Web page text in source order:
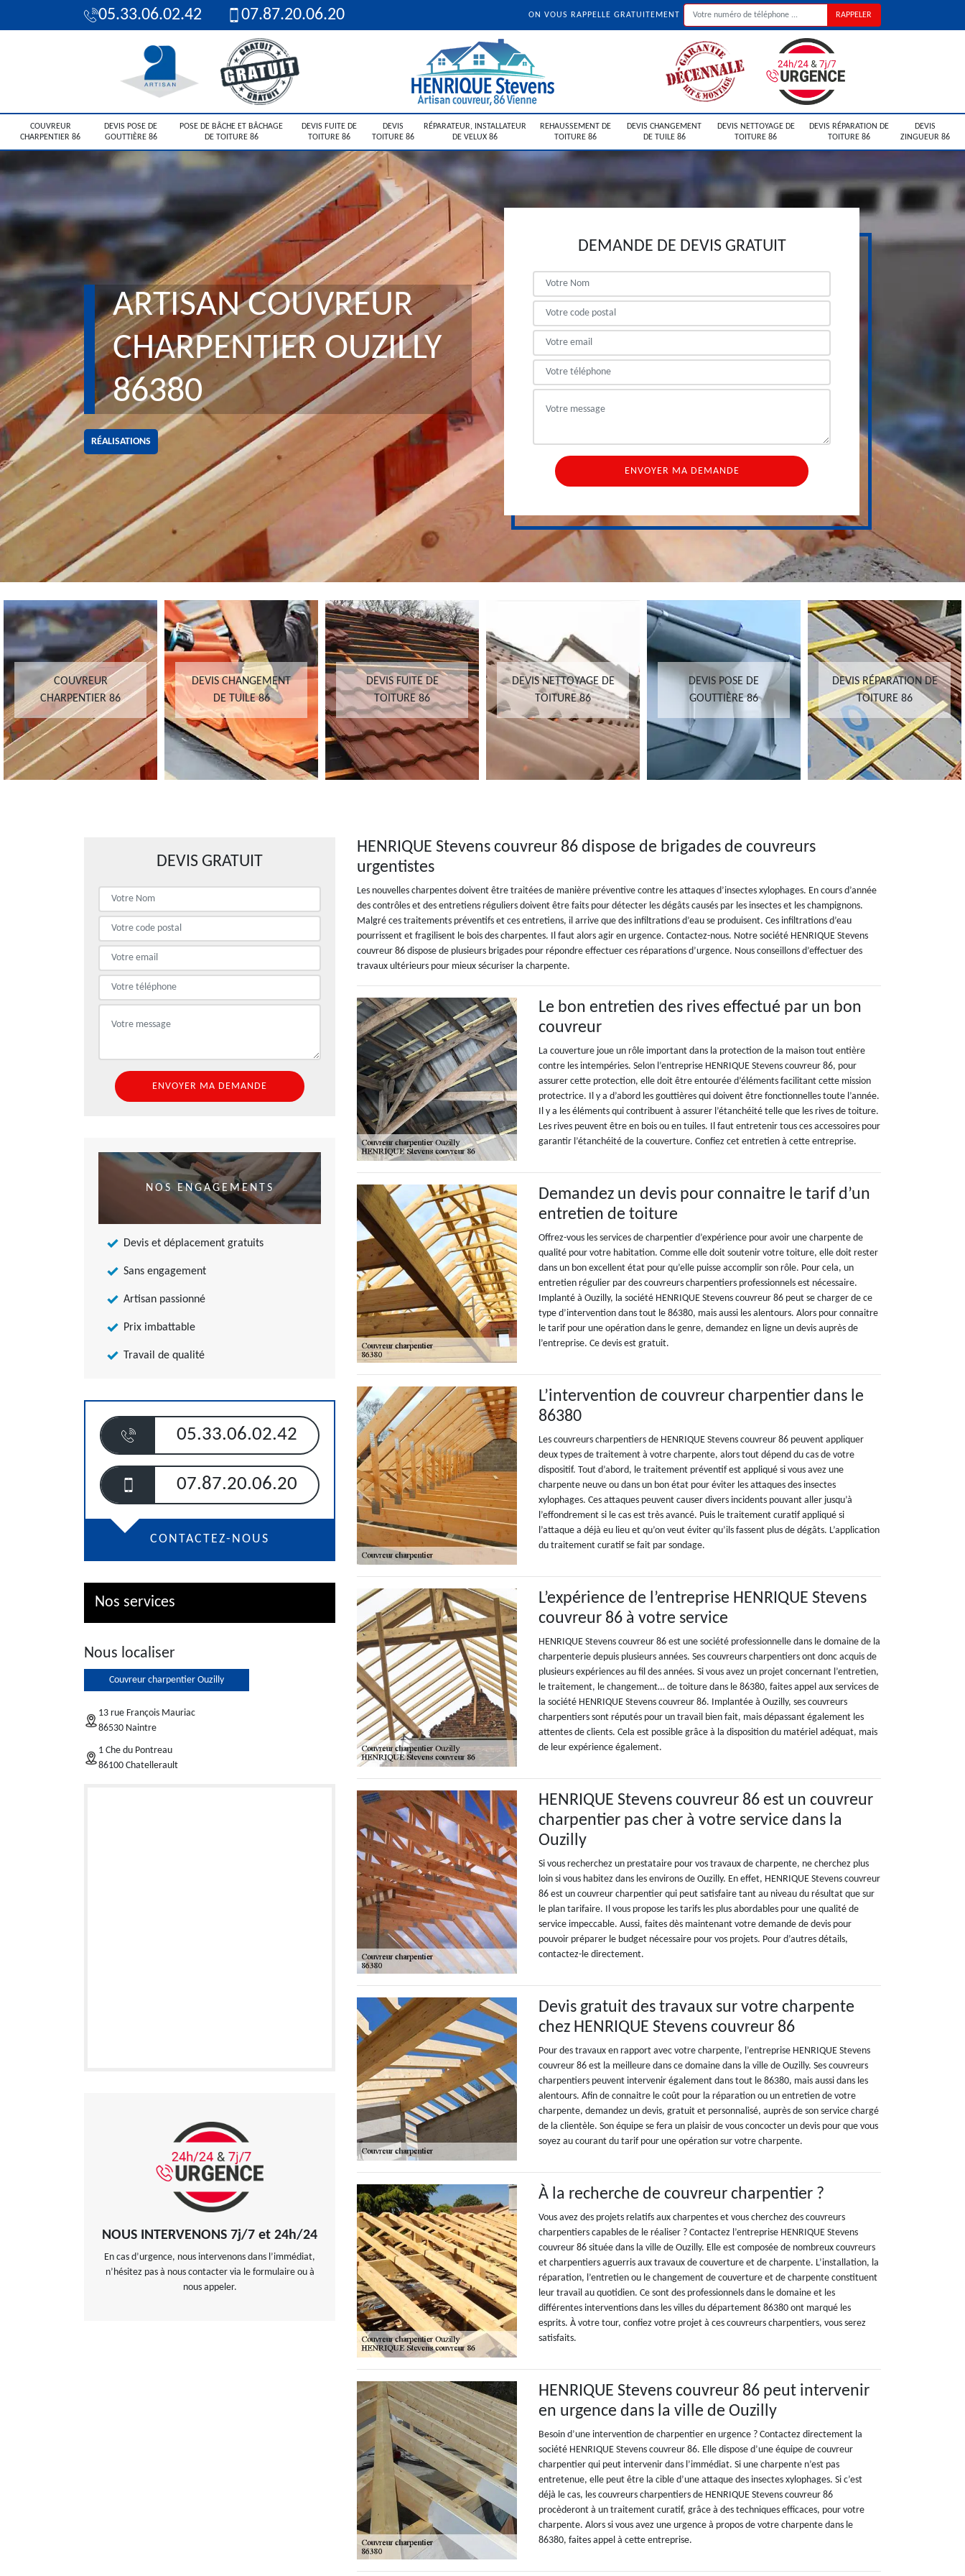
05.33.06.02.42 07.87.20.06.20 ON VOUS RAPPELLE GRATUITEMENT
COUVREUR
CHARPENTIER 86
DEVIS POSE DE
GOUTTIÈRE 86
POSE DE BÂCHE ET BÂCHAGE
DE TOITURE 86
DEVIS FUITE DE
TOITURE 86
DEVIS
TOITURE 86
RÉPARATEUR, INSTALLATEUR
DE VELUX 86
REHAUSSEMENT DE
TOITURE 86
DEVIS CHANGEMENT
DE TUILE 86
DEVIS NETTOYAGE DE
TOITURE 86
DEVIS RÉPARATION DE
TOITURE 86
DEVIS
ZINGUEUR 86
ARTISAN COUVREUR
CHARPENTIER OUZILLY
86380
RÉALISATIONS
DEMANDE DE DEVIS GRATUIT
COUVREUR
CHARPENTIER 86
DEVIS CHANGEMENT
DE TUILE 86
DEVIS FUITE DE
TOITURE 86
DEVIS NETTOYAGE DE
TOITURE 86
DEVIS POSE DE
GOUTTIÈRE 86
DEVIS RÉPARATION DE
TOITURE 86
DEVIS GRATUIT
NOS ENGAGEMENTS
Devis et déplacement gratuits
Sans engagement
Artisan passionné
Prix imbattable
Travail de qualité
05.33.06.02.42
07.87.20.06.20
CONTACTEZ-NOUS
Nos services
Nous localiser
Couvreur charpentier Ouzilly
13 rue François Mauriac
86530 Naintre
1 Che du Pontreau
86100 Chatellerault
NOUS INTERVENONS 7j/7 et 24h/24
En cas d’urgence, nous intervenons dans l’immédiat,
n’hésitez pas à nous contacter via le formulaire ou à
nous appeler.
HENRIQUE Stevens couvreur 86 dispose de brigades de couvreurs
urgentistes
Les nouvelles charpentes doivent être traitées de manière préventive contre les attaques d’insectes xylophages. En cours d’année
des contrôles et des entretiens réguliers doivent être faits pour détecter les dégâts causés par les insectes et les champignons.
Malgré ces traitements préventifs et ces entretiens, il arrive que des infiltrations d’eau se produisent. Ces infiltrations d’eau
pourrissent et fragilisent le bois des charpentes. Il faut alors agir en urgence. Contactez-nous. Notre société HENRIQUE Stevens
couvreur 86 dispose de plusieurs brigades pour répondre effectuer ces réparations d’urgence. Nous conseillons d’effectuer des
travaux ultérieurs pour mieux sécuriser la charpente.
Le bon entretien des rives effectué par un bon
couvreur
La couverture joue un rôle important dans la protection de la maison tout entière
contre les intempéries. Selon l’entreprise HENRIQUE Stevens couvreur 86, pour
assurer cette protection, elle doit être entourée d’éléments facilitant cette mission
protectrice. Il y a d’abord les gouttières qui doivent être fonctionnelles toute l’année.
Il y a les éléments qui contribuent à assurer l’étanchéité telle que les rives de toiture.
Les rives peuvent être en bois ou en tuiles. Il faut entretenir tous ces accessoires pour
garantir l’étanchéité de la couverture. Confiez cet entretien à cette entreprise.
Demandez un devis pour connaitre le tarif d’un
entretien de toiture
Offrez-vous les services de charpentier d’expérience pour avoir une charpente de
qualité pour votre habitation. Comme elle doit soutenir votre toiture, elle doit rester
dans un bon excellent état pour qu’elle puisse accomplir son rôle. Pour cela, un
entretien régulier par des couvreurs charpentiers professionnels est nécessaire.
Implanté à Ouzilly, la société HENRIQUE Stevens couvreur 86 peut se charger de ce
type d’intervention dans tout le 86380, mais aussi les alentours. Alors pour connaitre
le tarif pour une opération dans le genre, demandez en ligne un devis auprès de
l’entreprise. Ce devis est gratuit.
L’intervention de couvreur charpentier dans le
86380
Les couvreurs charpentiers de HENRIQUE Stevens couvreur 86 peuvent appliquer
deux types de traitement à votre charpente, alors tout dépend du cas de votre
dispositif. Tout d’abord, le traitement préventif est appliqué si vous avez une
charpente neuve ou dans un bon état pour éviter les attaques des insectes
xylophages. Ces attaques peuvent causer divers incidents pouvant aller jusqu’à
l’effondrement si le cas est très avancé. Puis le traitement curatif appliqué si
l’attaque a déjà eu lieu et qu’on veut éviter qu’ils fassent plus de dégâts. L’application
du traitement curatif se fait par sondage.
L’expérience de l’entreprise HENRIQUE Stevens
couvreur 86 à votre service
HENRIQUE Stevens couvreur 86 est une société professionnelle dans le domaine de la
charpenterie depuis plusieurs années. Ses couvreurs charpentiers ont donc acquis de
plusieurs expériences au fil des années. Si vous avez un projet concernant l’entretien,
le traitement, le changement… de toiture dans le 86380, faites appel aux services de
la société HENRIQUE Stevens couvreur 86. Implantée à Ouzilly, ses couvreurs
charpentiers sont réputés pour un travail bien fait, mais dépassant également les
attentes de clients. Cela est possible grâce à la disposition du matériel adéquat, mais
de leur expérience également.
HENRIQUE Stevens couvreur 86 est un couvreur
charpentier pas cher à votre service dans la
Ouzilly
Si vous recherchez un prestataire pour vos travaux de charpente, ne cherchez plus
loin si vous habitez dans les environs de Ouzilly. En effet, HENRIQUE Stevens couvreur
86 est un couvreur charpentier qui peut satisfaire tant au niveau du résultat que sur
le plan tarifaire. Il vous propose les tarifs les plus abordables pour une qualité de
service impeccable. Aussi, faites dès maintenant votre demande de devis pour
pouvoir préparer le budget nécessaire pour vos projets. Pour d’autres détails,
contactez-le directement.
Devis gratuit des travaux sur votre charpente
chez HENRIQUE Stevens couvreur 86
Pour des travaux en rapport avec votre charpente, l’entreprise HENRIQUE Stevens
couvreur 86 est la meilleure dans ce domaine dans la ville de Ouzilly. Ses couvreurs
charpentiers peuvent intervenir également dans tout le 86380, mais aussi dans les
alentours. Afin de connaitre le coût pour la réparation ou un entretien de votre
charpente, demandez un devis, gratuit et personnalisé, auprès de son service chargé
de la clientèle. Son équipe se fera un plaisir de vous concocter un devis pour que vous
soyez au courant du tarif pour une opération sur votre charpente.
À la recherche de couvreur charpentier ?
Vous avez des projets relatifs aux charpentes et vous cherchez des couvreurs
charpentiers capables de le réaliser ? Contactez l’entreprise HENRIQUE Stevens
couvreur 86 située dans la ville de Ouzilly. Elle est composée de nombreux couvreurs
et charpentiers aguerris aux travaux de couverture et de charpente. L’installation, la
réparation, l’entretien ou le changement de couverture et de charpente constituent
leur travail au quotidien. Ce sont des professionnels dans le domaine et les
différentes interventions dans les villes du département 86380 ont marqué les
esprits. À votre tour, confiez votre projet à ces couvreurs charpentiers, vous serez
satisfaits.
HENRIQUE Stevens couvreur 86 peut intervenir
en urgence dans la ville de Ouzilly
Besoin d’une intervention de charpentier en urgence ? Contactez directement la
société HENRIQUE Stevens couvreur 86. Elle dispose d’une équipe de couvreur
charpentier qui peut intervenir dans l’immédiat. Si une charpente n’est pas
entretenue, elle peut être la cible d’une attaque des insectes xylophages. Si c’est
déjà le cas, les couvreurs charpentiers de HENRIQUE Stevens couvreur 86
procèderont à un traitement curatif, grâce à des techniques efficaces, pour votre
charpente. Alors si vous avez une urgence à propos de votre charpente dans le
86380, faites appel à cette entreprise.